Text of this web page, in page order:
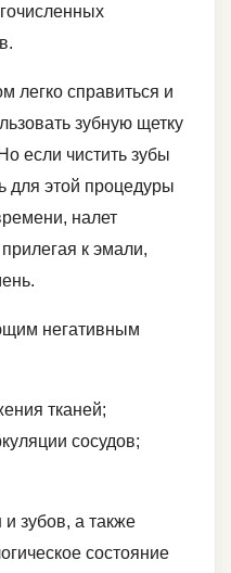
легко справиться и
зубную щетку
если чистить зубы
для этой процедуры
налет
к эмали,
негативным
тканей;
сосудов;
зубов, а также
состояние